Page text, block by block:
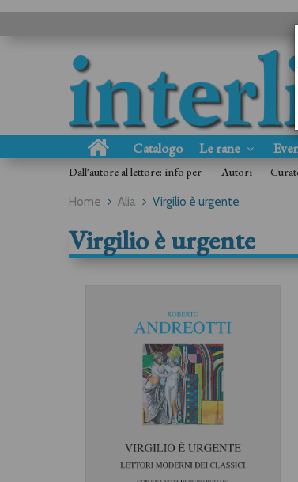
Catalogo Le rane
Dall'autore al lettore: info per Autori
Home Alia Virgilio è urgente
Virgilio è urgente